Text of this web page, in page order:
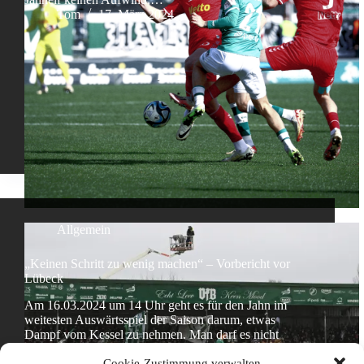
Tom
17. März 2024
Allgemein
„Keinen Schritt zu wenig machen“ – Vorbericht vor
Lübeck
Am 16.03.2024 um 14 Uhr geht es für den Jahn im
weitesten Auswärtsspiel der Saison darum, etwas
Dampf vom Kessel zu nehmen. Man darf es nicht